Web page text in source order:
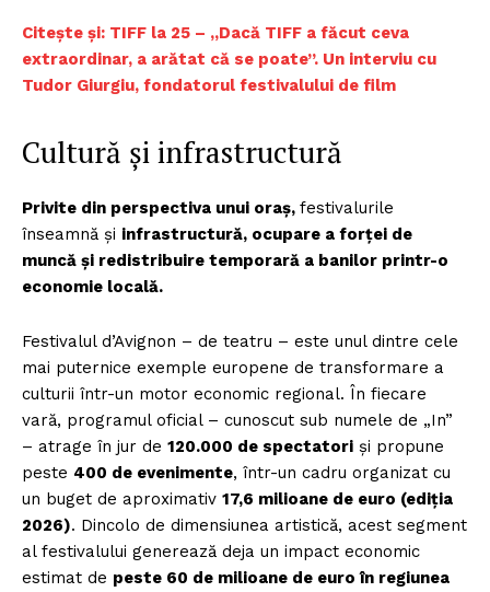
Citește și: TIFF la 25 – „Dacă TIFF a făcut ceva
extraordinar, a arătat că se poate”. Un interviu cu
Tudor Giurgiu, fondatorul festivalului de film
Cultură și infrastructură
Privite din perspectiva unui oraș, festivalurile
înseamnă și infrastructură, ocupare a forței de
muncă și redistribuire temporară a banilor printr-o
economie locală.
Festivalul d’Avignon – de teatru – este unul dintre cele
mai puternice exemple europene de transformare a
culturii într-un motor economic regional. În fiecare
vară, programul oficial – cunoscut sub numele de „In”
– atrage în jur de 120.000 de spectatori și propune
peste 400 de evenimente, într-un cadru organizat cu
un buget de aproximativ 17,6 milioane de euro (ediția
2026). Dincolo de dimensiunea artistică, acest segment
al festivalului generează deja un impact economic
estimat de peste 60 de milioane de euro în regiunea